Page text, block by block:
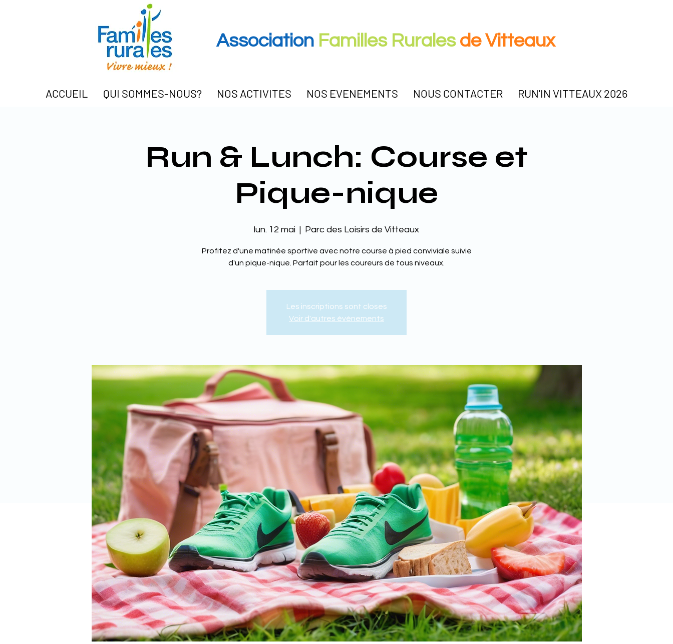
Association Familles Rurales de Vitteaux
ACCUEIL QUI SOMMES-NOUS? NOS ACTIVITES NOS EVENEMENTS NOUS CONTACTER RUN'IN VITTEAUX 2026
Run & Lunch: Course et
Pique-nique
lun. 12 mai
  |
Parc des Loisirs de Vitteaux
Profitez d'une matinée sportive avec notre course à pied conviviale suivie
d'un pique-nique. Parfait pour les coureurs de tous niveaux.
Les inscriptions sont closes
Voir d'autres événements